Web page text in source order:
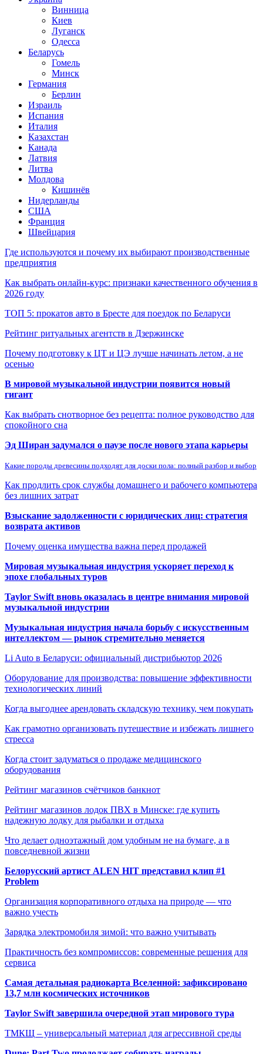
Винница
Киев
Луганск
Одесса
Беларусь
Гомель
Минск
Германия
Берлин
Израиль
Испания
Италия
Казахстан
Канада
Латвия
Литва
Молдова
Кишинёв
Нидерланды
США
Франция
Швейцария
Где используются и почему их выбирают производственные
предприятия
Как выбрать онлайн-курс: признаки качественного обучения в
2026 году
ТОП 5: прокатов авто в Бресте для поездок по Беларуси
Рейтинг ритуальных агентств в Дзержинске
Почему подготовку к ЦТ и ЦЭ лучше начинать летом, а не
осенью
В мировой музыкальной индустрии появится новый
гигант
Как выбрать снотворное без рецепта: полное руководство для
спокойного сна
Эд Ширан задумался о паузе после нового этапа карьеры
Какие породы древесины подходят для доски пола: полный разбор и выбор
Как продлить срок службы домашнего и рабочего компьютера
без лишних затрат
Взыскание задолженности с юридических лиц: стратегия
возврата активов
Почему оценка имущества важна перед продажей
Мировая музыкальная индустрия ускоряет переход к
эпохе глобальных туров
Taylor Swift вновь оказалась в центре внимания мировой
музыкальной индустрии
Музыкальная индустрия начала борьбу с искусственным
интеллектом — рынок стремительно меняется
Li Auto в Беларуси: официальный дистрибьютор 2026
Оборудование для производства: повышение эффективности
технологических линий
Когда выгоднее арендовать складскую технику, чем покупать
Как грамотно организовать путешествие и избежать лишнего
стресса
Когда стоит задуматься о продаже медицинского
оборудования
Рейтинг магазинов счётчиков банкнот
Рейтинг магазинов лодок ПВХ в Минске: где купить
надежную лодку для рыбалки и отдыха
Что делает одноэтажный дом удобным не на бумаге, а в
повседневной жизни
Белорусский артист ALEN HIT представил клип #1
Problem
Организация корпоративного отдыха на природе — что
важно учесть
Зарядка электромобиля зимой: что важно учитывать
Практичность без компромиссов: современные решения для
сервиса
Самая детальная радиокарта Вселенной: зафиксировано
13,7 млн космических источников
Taylor Swift завершила очередной этап мирового тура
ТМКЩ – универсальный материал для агрессивной среды